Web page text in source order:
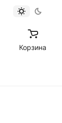
Корзина